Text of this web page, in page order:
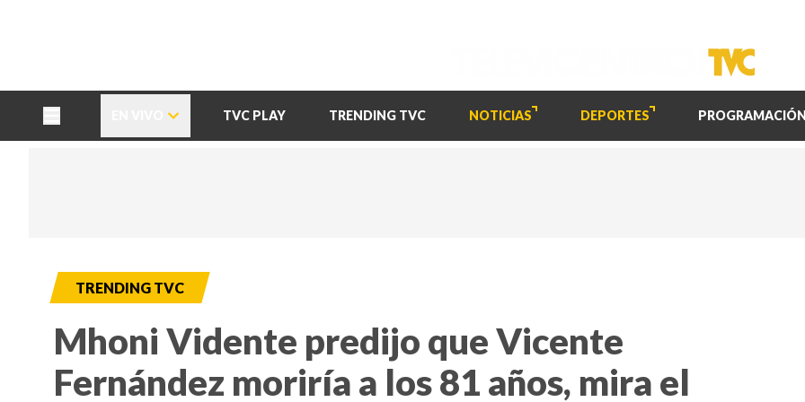
TVC PLAY TRENDING TVC NOTICIAS DEPORTES PROGRAMACIÓN
TRENDING TVC
Mhoni Vidente predijo que Vicente
Fernández moriría a los 81 años, mira el